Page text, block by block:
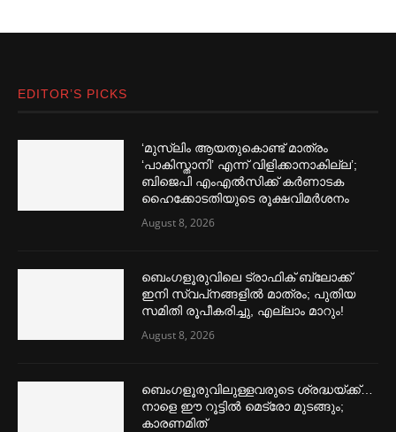
EDITOR’S PICKS
‘മുസ്‌ലിം ആയതുകൊണ്ട് മാത്രം
‘പാകിസ്താനി’ എന്ന് വിളിക്കാനാകില്ല’;
ബിജെപി എംഎല്‍സിക്ക് കര്‍ണാടക
ഹൈക്കോടതിയുടെ രൂക്ഷവിമര്‍ശനം
August 8, 2026
ബെംഗളൂരുവിലെ ട്രാഫിക് ബ്ലോക്ക്
ഇനി സ്വപ്‌നങ്ങളില്‍ മാത്രം; പുതിയ
സമിതി രൂപീകരിച്ചു, എല്ലാം മാറും!
August 8, 2026
ബെംഗളൂരുവിലുള്ളവരുടെ ശ്രദ്ധയ്ക്ക്…
നാളെ ഈ റൂട്ടില്‍ മെട്രോ മുടങ്ങും;
കാരണമിത്